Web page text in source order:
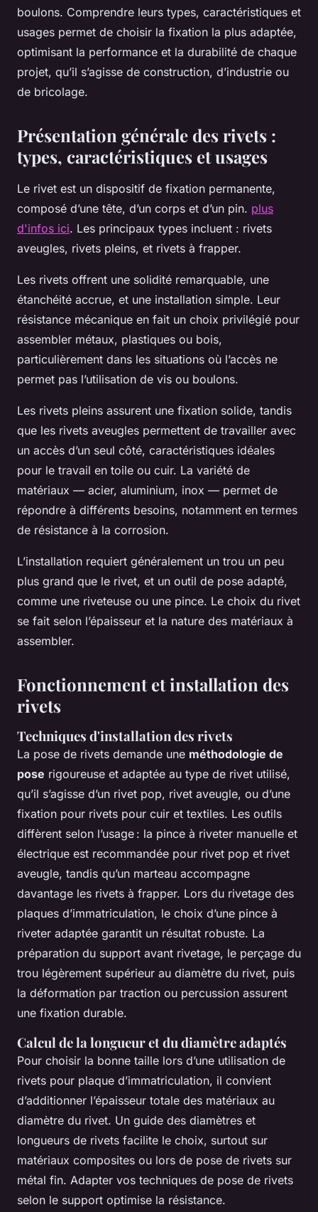
boulons. Comprendre leurs types, caractéristiques et
usages permet de choisir la fixation la plus adaptée,
optimisant la performance et la durabilité de chaque
projet, qu’il s’agisse de construction, d’industrie ou
de bricolage.
Présentation générale des rivets :
types, caractéristiques et usages
Le rivet est un dispositif de fixation permanente,
composé d’une tête, d’un corps et d’un pin. plus
d'infos ici. Les principaux types incluent : rivets
aveugles, rivets pleins, et rivets à frapper.
Les rivets offrent une solidité remarquable, une
étanchéité accrue, et une installation simple. Leur
résistance mécanique en fait un choix privilégié pour
assembler métaux, plastiques ou bois,
particulièrement dans les situations où l’accès ne
permet pas l’utilisation de vis ou boulons.
Les rivets pleins assurent une fixation solide, tandis
que les rivets aveugles permettent de travailler avec
un accès d’un seul côté, caractéristiques idéales
pour le travail en toile ou cuir. La variété de
matériaux — acier, aluminium, inox — permet de
répondre à différents besoins, notamment en termes
de résistance à la corrosion.
L’installation requiert généralement un trou un peu
plus grand que le rivet, et un outil de pose adapté,
comme une riveteuse ou une pince. Le choix du rivet
se fait selon l’épaisseur et la nature des matériaux à
assembler.
Fonctionnement et installation des
rivets
Techniques d'installation des rivets
La pose de rivets demande une méthodologie de
pose rigoureuse et adaptée au type de rivet utilisé,
qu’il s’agisse d’un rivet pop, rivet aveugle, ou d’une
fixation pour rivets pour cuir et textiles. Les outils
diffèrent selon l’usage : la pince à riveter manuelle et
électrique est recommandée pour rivet pop et rivet
aveugle, tandis qu’un marteau accompagne
davantage les rivets à frapper. Lors du rivetage des
plaques d’immatriculation, le choix d’une pince à
riveter adaptée garantit un résultat robuste. La
préparation du support avant rivetage, le perçage du
trou légèrement supérieur au diamètre du rivet, puis
la déformation par traction ou percussion assurent
une fixation durable.
Calcul de la longueur et du diamètre adaptés
Pour choisir la bonne taille lors d’une utilisation de
rivets pour plaque d’immatriculation, il convient
d’additionner l’épaisseur totale des matériaux au
diamètre du rivet. Un guide des diamètres et
longueurs de rivets facilite le choix, surtout sur
matériaux composites ou lors de pose de rivets sur
métal fin. Adapter vos techniques de pose de rivets
selon le support optimise la résistance.